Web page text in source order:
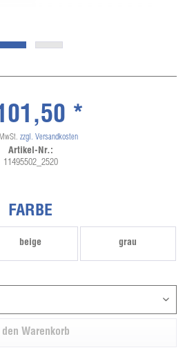
FARBE
beige grau
den Warenkorb
*
zzgl. Versandkosten
Artikel-Nr.:
11495502_2520